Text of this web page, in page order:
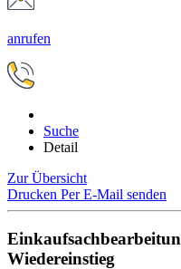
anrufen
Suche
Detail
Zur Übersicht
Drucken Per E-Mail senden
Wiedereinstieg